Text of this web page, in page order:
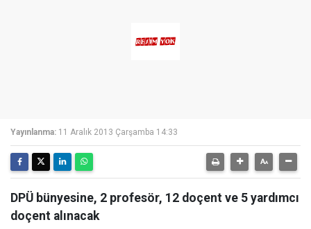
Yayınlanma: 11 Aralık 2013 Çarşamba 14:33
DPÜ bünyesine, 2 profesör, 12 doçent ve 5 yardımcı
doçent alınacak